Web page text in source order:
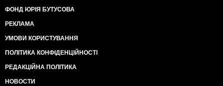
ФОНД ЮРІЯ БУТУСОВА
РЕКЛАМА
УМОВИ КОРИСТУВАННЯ
ПОЛІТИКА КОНФІДЕНЦІЙНОСТІ
РЕДАКЦІЙНА ПОЛІТИКА
НОВОСТИ